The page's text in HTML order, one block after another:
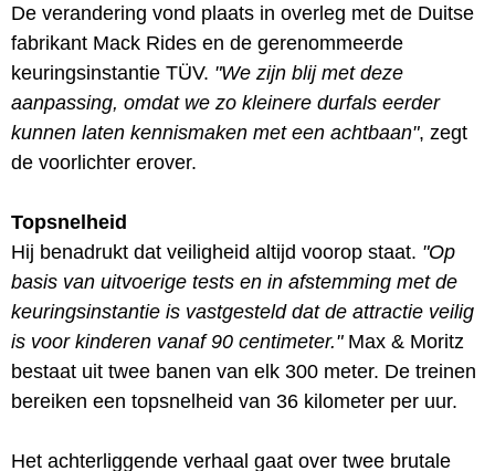
De verandering vond plaats in overleg met de Duitse
fabrikant Mack Rides en de gerenommeerde
keuringsinstantie TÜV. "We zijn blij met deze
aanpassing, omdat we zo kleinere durfals eerder
kunnen laten kennismaken met een achtbaan", zegt
de voorlichter erover.
Topsnelheid
Hij benadrukt dat veiligheid altijd voorop staat. "Op
basis van uitvoerige tests en in afstemming met de
keuringsinstantie is vastgesteld dat de attractie veilig
is voor kinderen vanaf 90 centimeter."Max & Moritz
bestaat uit twee banen van elk 300 meter. De treinen
bereiken een topsnelheid van 36 kilometer per uur.
Het achterliggende verhaal gaat over twee brutale